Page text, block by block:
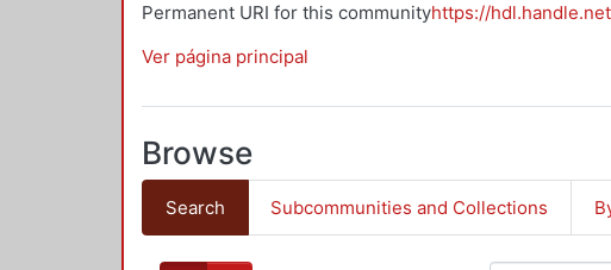
Permanent URI for this communityhttps://
Ver página principal
Browse
Search Subcommunities and Collections